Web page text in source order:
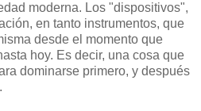
moderna. Los "dispositivos",
en tanto instrumentos, que
desde el momento que
hoy. Es decir, una cosa que
dominarse primero, y después